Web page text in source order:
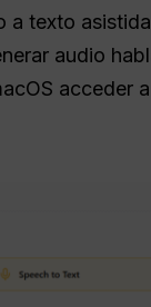
texto
audio